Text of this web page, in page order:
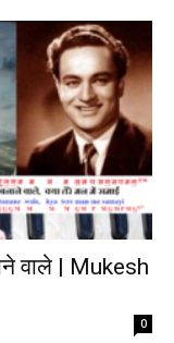
वाले | Mukesh
0